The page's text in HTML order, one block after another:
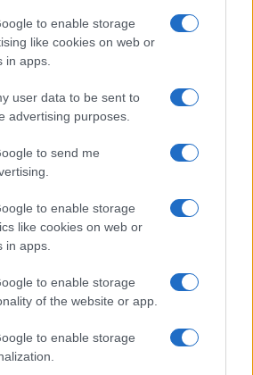
to enable storage
like cookies on web or
in apps.
user data to be sent to
advertising purposes.
to send me
to enable storage
like cookies on web or
in apps.
to enable storage
of the website or app.
to enable storage